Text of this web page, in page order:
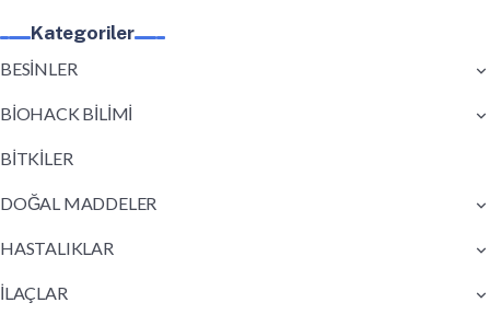
Kategoriler
BESİNLER
BİOHACK BİLİMİ
BİTKİLER
DOĞAL MADDELER
HASTALIKLAR
İLAÇLAR